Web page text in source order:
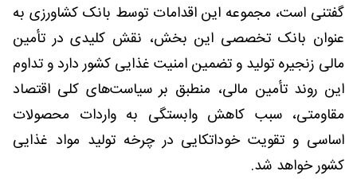
گفتنی است، مجموعه این اقدامات توسط بانک کشاورزی به
عنوان بانک تخصصی این بخش، نقش کلیدی در تأمین
مالی زنجیره تولید و تضمین امنیت غذایی کشور دارد و تداوم
این روند تأمین مالی، منطبق بر سیاست‌های کلی اقتصاد
مقاومتی، سبب کاهش وابستگی به واردات محصولات
اساسی و تقویت خوداتکایی در چرخه تولید مواد غذایی
کشور خواهد شد.